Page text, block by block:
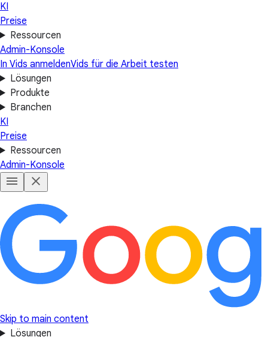
KI
Preise
Ressourcen
Admin-Konsole
In Vids anmeldenVids für die Arbeit testen
Lösungen
Produkte
Branchen
KI
Preise
Ressourcen
Admin-Konsole
Skip to main content
Lösungen